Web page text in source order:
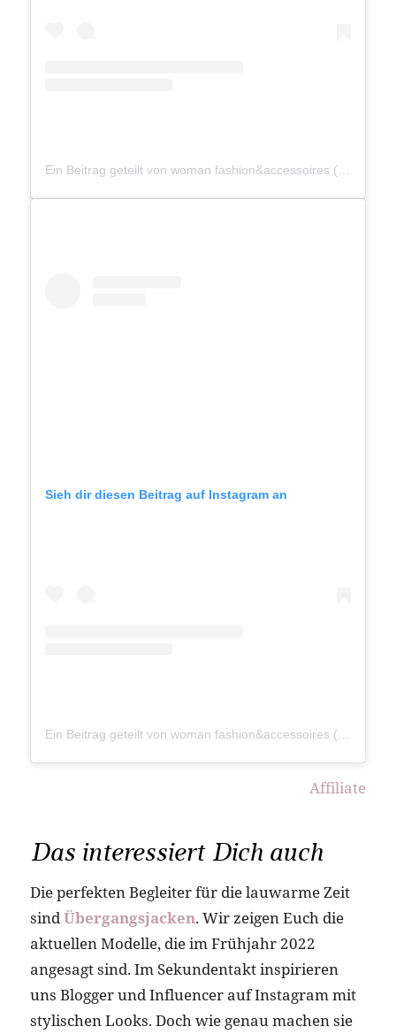
Ein Beitrag geteilt von woman fashion&accessoires (@fraukleinert884)
Sieh dir diesen Beitrag auf Instagram an
Affiliate
Das interessiert Dich auch
Die perfekten Begleiter für die lauwarme Zeit
sindÜbergangsjacken. Wir zeigen Euch die
aktuellen Modelle, die im Frühjahr 2022
angesagt sind. Im Sekundentakt inspirieren
uns Blogger und Influencer auf Instagram mit
stylischen Looks. Doch wie genau machen sie